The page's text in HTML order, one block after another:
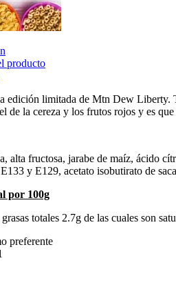
producto
edición limitada de Mtn Dew Liberty.
de la cereza y los frutos rojos y es
alta fructosa, jarabe de maíz, ácido
y E129, acetato isobutirato de
por 100g
totales 2.7g de las cuales son
preferente